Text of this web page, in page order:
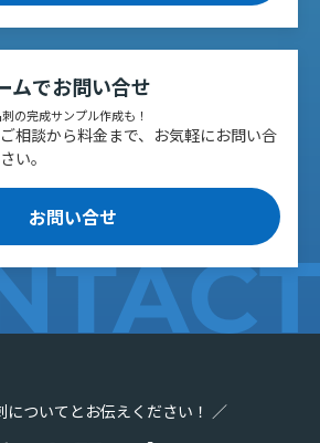
ムでお問い合せ
の完成サンプル作成も！
相談から料金まで、お気軽にお問い合
い。
お問い合せ
についてとお伝えください！ ／